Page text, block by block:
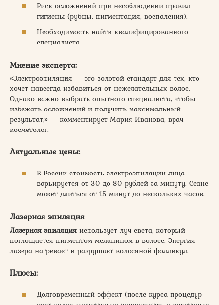
Риск осложнений при несоблюдении правил
гигиены (рубцы, пигментация, воспаления).
Необходимость найти квалифицированного
специалиста.
Мнение эксперта:
«Электроэпиляция — это золотой стандарт для тех, кто
хочет навсегда избавиться от нежелательных волос.
Однако важно выбрать опытного специалиста, чтобы
избежать осложнений и получить максимальный
результат,» — комментирует Мария Иванова, врач-
косметолог.
Актуальные цены:
В России стоимость электроэпиляции лица
варьируется от 30 до 80 рублей за минуту. Сеанс
может длиться от 15 минут до нескольких часов.
Лазерная эпиляция
Лазерная эпиляция использует луч света, который
поглощается пигментом меланином в волосе. Энергия
лазера нагревает и разрушает волосяной фолликул.
Плюсы:
Долговременный эффект (после курса процедур